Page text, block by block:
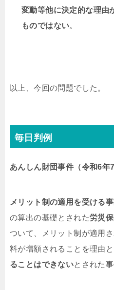
変動等他に決定的な理由
ものではない。
以上、今回の問題でした。
毎日判例
あんしん財団事件（令和6年7
メリット制の適用を受ける
の算出の基礎とされた労災
ついて、メリット制が適用
料が増額されることを理由
ることはできないとされた事